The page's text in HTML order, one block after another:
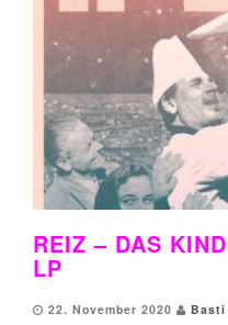
REIZ – DAS
LP
22. November 2020 Basti